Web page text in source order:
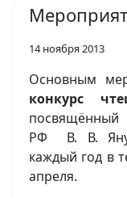
14 ноября 2013
Основным
конкурс
посвящённый
РФ В. В.
каждый год в
апреля.